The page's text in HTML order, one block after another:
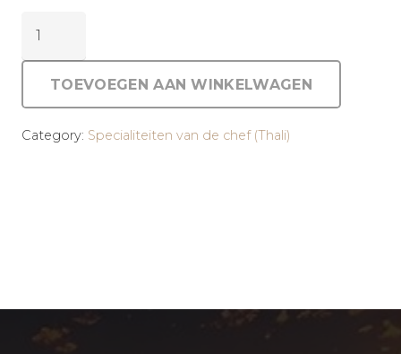
TOEVOEGEN AAN WINKELWAGEN
Category: Specialiteiten van de chef (Thali)